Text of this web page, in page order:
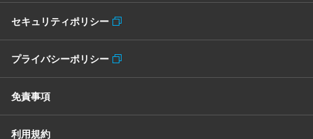
セキュリティポリシー
プライバシーポリシー
免責事項
利用規約